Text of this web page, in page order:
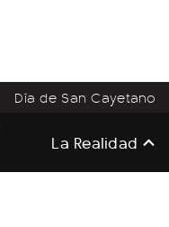
Día de San Cayetano
La Realidad